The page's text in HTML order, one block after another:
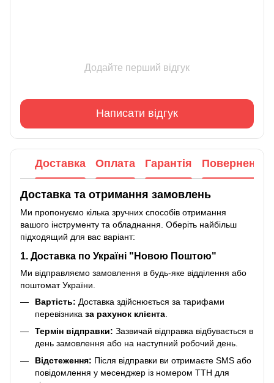
Додайте перший відгук
Написати відгук
Доставка Оплата Гарантія Повернення
Доставка та отримання замовлень
Ми пропонуємо кілька зручних способів отримання
вашого інструменту та обладнання. Оберіть найбільш
підходящий для вас варіант:
1. Доставка по Україні "Новою Поштою"
Ми відправляємо замовлення в будь-яке відділення або
поштомат України.
Вартість: Доставка здійснюється за тарифами
перевізника за рахунок клієнта
Термін відправки: Зазвичай відправка відбувається в
день замовлення або на наступний робочий день.
Відстеження: Після відправки ви отримаєте SMS або
повідомлення у месенджер із номером ТТН для